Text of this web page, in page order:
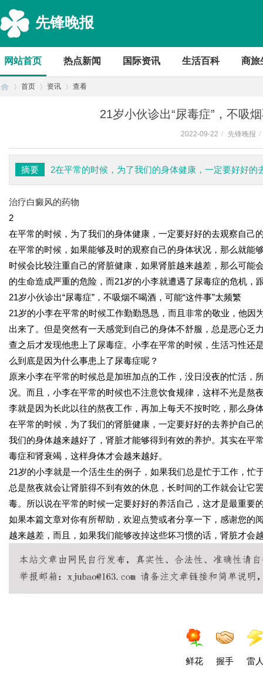
先锋晚报
网站首页 热点新闻 国际资讯 生活百科 商旅
首页 资讯 查看
21岁小伙诊出“尿毒症”，不吸
2022-09-22 / 先锋晚报 /
摘要 2在平常的时候，为了我们的身体健康，一定要好好
治疗白癜风的药物
2
在平常的时候，为了我们的身体健康，一定要好好的去观察自己
在平常的时候，如果能够及时的观察自己的身体状况，那么就能
时候会比较注重自己的肾脏健康，如果肾脏越来越差，那么可
的生命造成严重的危险，而21岁的小李就遭遇了尿毒症的危机，
21岁小伙诊出“尿毒症”，不吸烟不喝酒，可能“这件事”太频繁
21岁的小李在平常的时候工作勤勤恳恳，而且非常的敬业，他
出来了。但是突然有一天感觉到自己的身体不舒服，总是恶心
查之后才发现他患上了尿毒症。小李在平常的时候，生活习性还
么到底是因为什么事患上了尿毒症呢？
原来小李在平常的时候总是加班加点的工作，没日没夜的忙活
况。而且，小李在平常的时候也不注意饮食规律，这样不光是熬
李就是因为长此以往的熬夜工作，再加上每天不按时吃，那么身
在平常的时候，为了我们的肾脏健康，一定要好好的去养护自己
我们的身体越来越好了，肾脏才能够得到有效的养护。其实在平
毒症和肾衰竭，这样身体才会越来越好。
21岁的小李就是一个活生生的例子，如果我们总是忙于工作，
总是熬夜就会让肾脏得不到有效的休息，长时间的工作就会让
毒。所以说在平常的时候一定要好好的养活自己，这才是最重要
如果本篇文章对你有所帮助，欢迎点赞或者分享一下，感谢您的
越来越差，而且，如果我们能够改掉这些坏习惯的话，肾脏才会
鲜花 握手 雷